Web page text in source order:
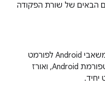
הבאים של שורת הפקודה
מנתח, יוצר אינדקסים ומקמפל משאבי Android לפורמט
בינארי שעבר אופטימיזציה לפלטפורמת Android, ואורז